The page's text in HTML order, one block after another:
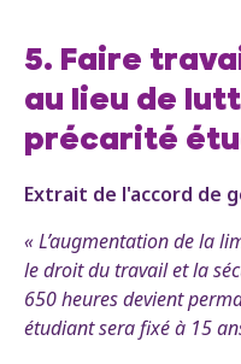
5. Faire
au lieu de
précarité
Extrait de l'accord de
« L’augmentation de la
le droit du travail et la
650 heures devient
étudiant sera fixé à 15